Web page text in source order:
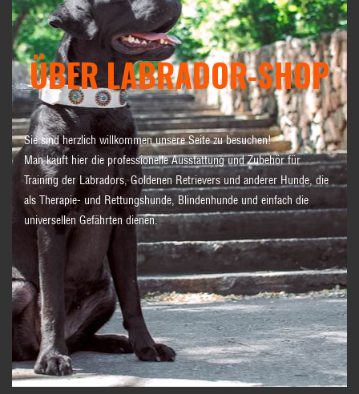
ÜBER LABRADOR-SHOP
Sie sind herzlich willkommen unsere Seite zu besuchen!
Man kauft hier die professionelle Ausstattung und Zubehör für
Training der Labradors, Goldenen Retrievers und anderer Hunde, die
als Therapie- und Rettungshunde, Blindenhunde und einfach die
universellen Gefährten dienen.